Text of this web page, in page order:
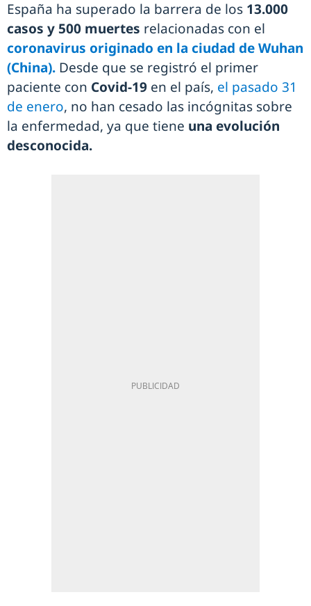
España ha superado la barrera de los 13.000
casos y 500 muertes relacionadas con el
coronavirus originado en la ciudad de Wuhan
(China). Desde que se registró el primer
paciente con Covid-19 en el país, el pasado 31
de enero, no han cesado las incógnitas sobre
la enfermedad, ya que tiene una evolución
desconocida.